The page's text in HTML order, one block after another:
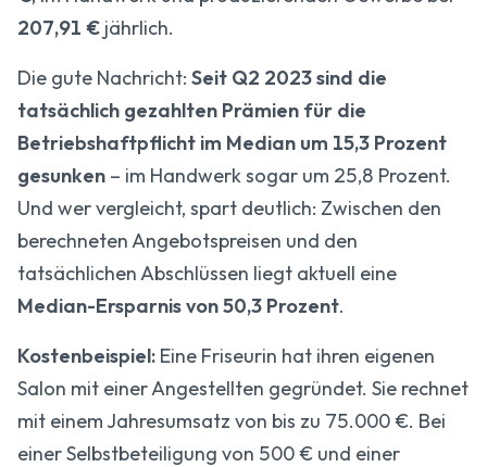
207,91 € jährlich.
Die gute Nachricht: Seit Q2 2023 sind die
tatsächlich gezahlten Prämien für die
Betriebshaftpflicht im Median um 15,3 Prozent
gesunken – im Handwerk sogar um 25,8 Prozent.
Und wer vergleicht, spart deutlich: Zwischen den
berechneten Angebotspreisen und den
tatsächlichen Abschlüssen liegt aktuell eine
Median-Ersparnis von 50,3 Prozent.
Kostenbeispiel: Eine Friseurin hat ihren eigenen
Salon mit einer Angestellten gegründet. Sie rechnet
mit einem Jahresumsatz von bis zu 75.000 €. Bei
einer Selbstbeteiligung von 500 € und einer